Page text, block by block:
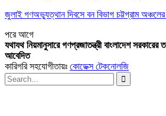
জুলাই গণঅভ্যুত্থান দিবসে বন বিভাগ চট্টগ্রাম
পরেআগে
যথাযথ নিয়মানুসারে গণপ্রজাতন্ত্রী বাংলাদেশ সরকারের
আবেদিত
কারিগরি সহযোগীতায়ঃ কোডেক্স টেকনোলজি